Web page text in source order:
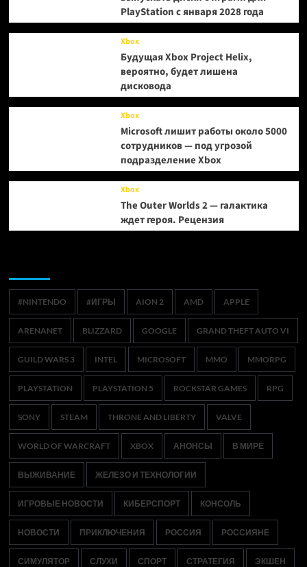
PlayStation с января 2028 года
Xbox
Будущая Xbox Project Helix,
вероятно, будет лишена
дисковода
Xbox
Microsoft лишит работы около 5000
сотрудников — под угрозой
подразделение Xbox
Xbox
The Outer Worlds 2 — галактика
ждет героя. Рецензия
#NINTENDO #ИГРЫ AION 2 AMD APPLE
ARENANET BLIZZARD GOOGLE GRAND THEFT AUTO VI
GUILD WARS 3 INTEL MICROSOFT MMO MMORPG
PLAYSTATION PLAYSTATION 5 ROCKSTAR GAMES RPG
SONY STEAM THRONE AND LIBERTY VALVE
WORLD OF WARCRAFT XBOX АНОНСЫ В МИРЕ
ВЫЖИВАНИЕ ЖЕЛЕЗО И ТЕХНОЛОГИИ
ИГРОВЫЕ НОВОСТИ КИБЕРСПОРТ КОНСОЛЬ
НОВОСТИ ПРИКЛЮЧЕНИЯ РОССИЯ РОССИЯНЕ
СИМУЛЯТОР СЛУХИ СПОРТ СТРАТЕГИЯ ЭКШЕН